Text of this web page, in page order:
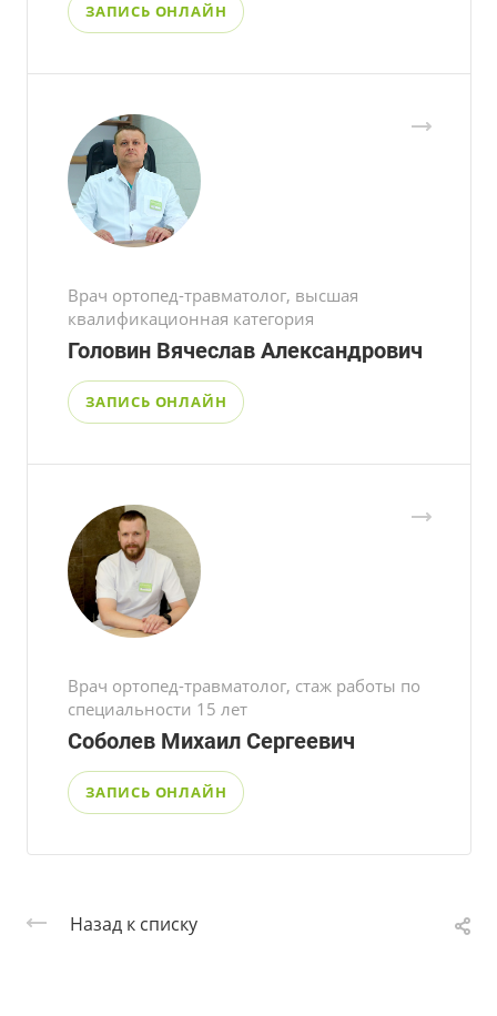
ЗАПИСЬ ОНЛАЙН
Врач ортопед-травматолог, высшая
квалификационная категория
Головин Вячеслав Александрович
ЗАПИСЬ ОНЛАЙН
Врач ортопед-травматолог, стаж работы по
специальности 15 лет
Соболев Михаил Сергеевич
ЗАПИСЬ ОНЛАЙН
Назад к списку